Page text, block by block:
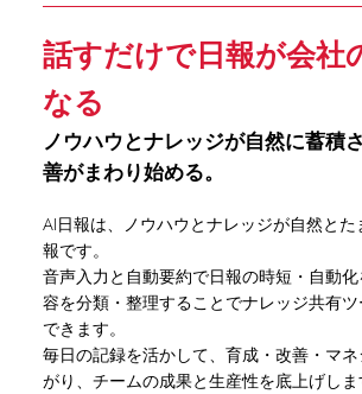
話すだけで日報が会社
なる
ノウハウとナレッジが自然に蓄積
善がまわり始める。
AI日報は、ノウハウとナレッジが自然とた
報です。
音声入力と自動要約で日報の時短・自動
容を分類・整理することでナレッジ共有
できます。
毎日の記録を活かして、育成・改善・マ
がり、チームの成果と生産性を底上げしま